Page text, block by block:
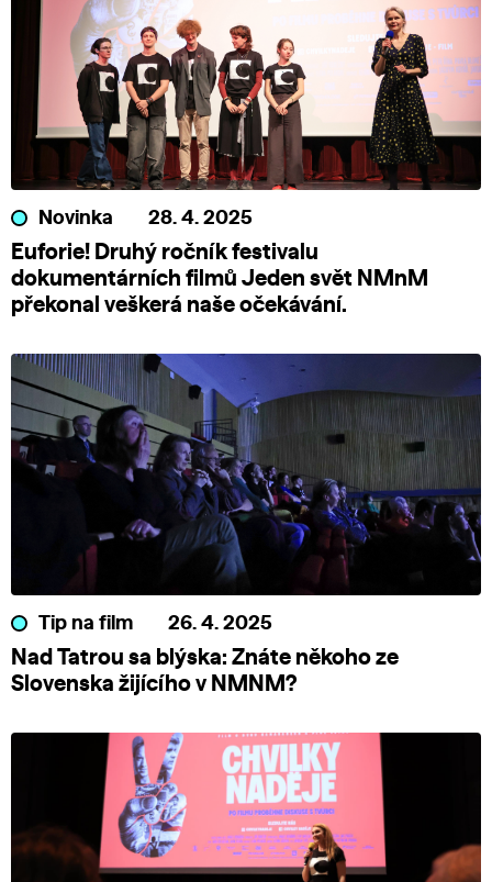
Novinka 28. 4. 2025
Euforie! Druhý ročník festivalu
dokumentárních filmů Jeden svět NMnM
překonal veškerá naše očekávání.
Tip na film 26. 4. 2025
Nad Tatrou sa blýska: Znáte někoho ze
Slovenska žijícího v NMNM?